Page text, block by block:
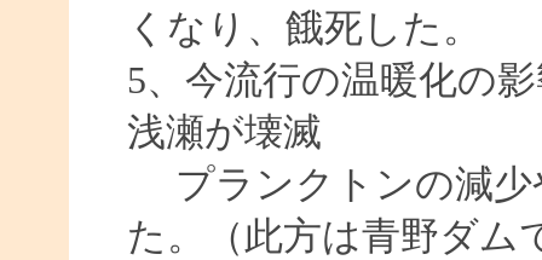
くなり、餓死した。
5、今流行の温暖化の
浅瀬が壊滅
プランクトンの減少
た。（此方は青野ダム